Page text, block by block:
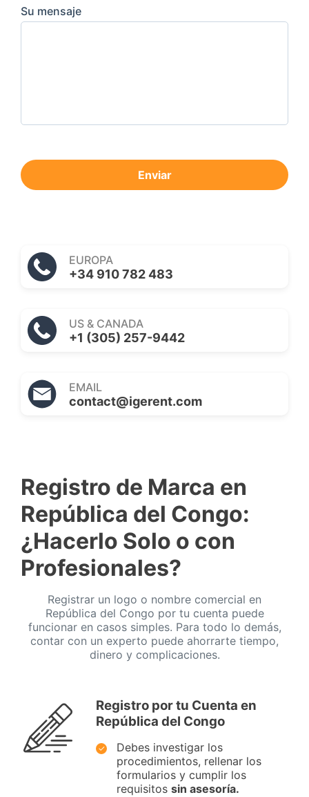
Su mensaje
Enviar
EUROPA
+34 910 782 483
US & CANADA
+1 (305) 257-9442
EMAIL
contact@igerent.com
Registro de Marca en
República del Congo:
¿Hacerlo Solo o con
Profesionales?
Registrar un logo o nombre comercial en
República del Congo por tu cuenta puede
funcionar en casos simples. Para todo lo demás,
contar con un experto puede ahorrarte tiempo,
dinero y complicaciones.
Registro por tu Cuenta en
República del Congo
Debes investigar los
procedimientos, rellenar los
formularios y cumplir los
requisitos sin asesoría.